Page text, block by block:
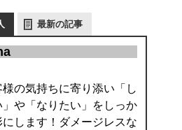
最新の記事
様の気持ちに寄り添い「し
」や「なりたい」をしっか
にします！ダメージレスな